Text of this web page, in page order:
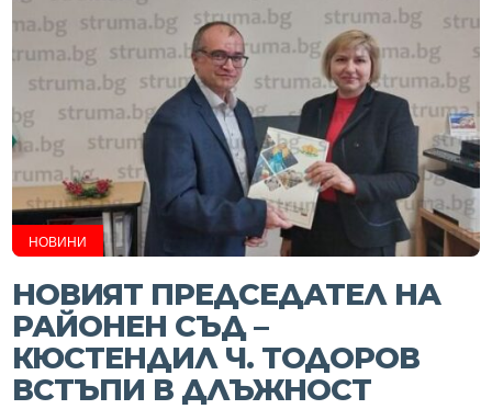
НОВИНИ
НОВИЯТ ПРЕДСЕДАТЕЛ НА
РАЙОНЕН СЪД –
КЮСТЕНДИЛ Ч. ТОДОРОВ
ВСТЪПИ В ДЛЪЖНОСТ